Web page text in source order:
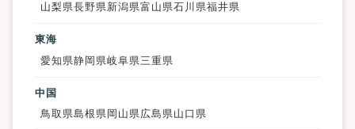
山梨県長野県新潟県富山県石川県福井県
東海
愛知県静岡県岐阜県 三重県
中国
鳥取県島根県 岡山県広島県山口県